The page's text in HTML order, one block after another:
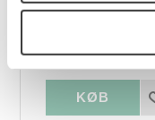
999,00 DKK